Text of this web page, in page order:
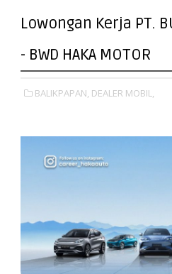
Lowongan Kerja PT.
- BWD HAKA MOTOR
BALIKPAPAN, DEALER MOBIL,